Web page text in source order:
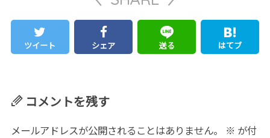
ツイート シェア 送る はてブ
コメントを残す
メールアドレスが公開されることはありません。 ※ が付